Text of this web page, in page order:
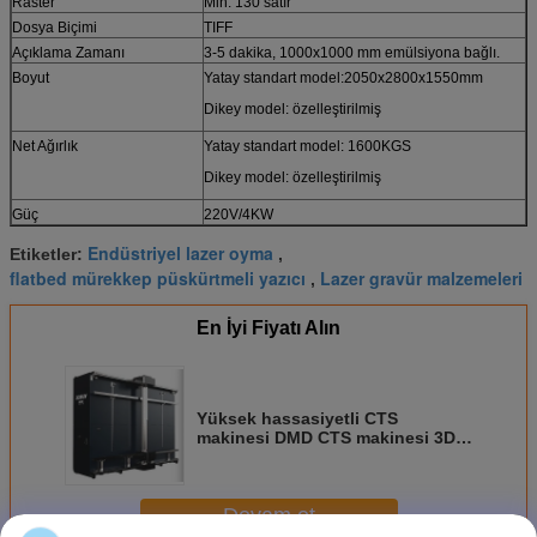
Dosya Biçimi
TIFF
Açıklama Zamanı
3-5 dakika, 1000x1000 mm emülsiyona bağlı.
Boyut
Yatay standart model:2050x2800x1550mm
Dikey model: özelleştirilmiş
Net Ağırlık
Yatay standart model: 1600KGS
Dikey model: özelleştirilmiş
Güç 220V/4KW
Etiketler: Endüstriyel lazer oyma ,
flatbed mürekkep püskürtmeli yazıcı , Lazer gravür malzemeleri
En İyi Fiyatı Alın
Yüksek hassasiyetli CTS
makinesi DMD CTS makinesi 3D
Devam et